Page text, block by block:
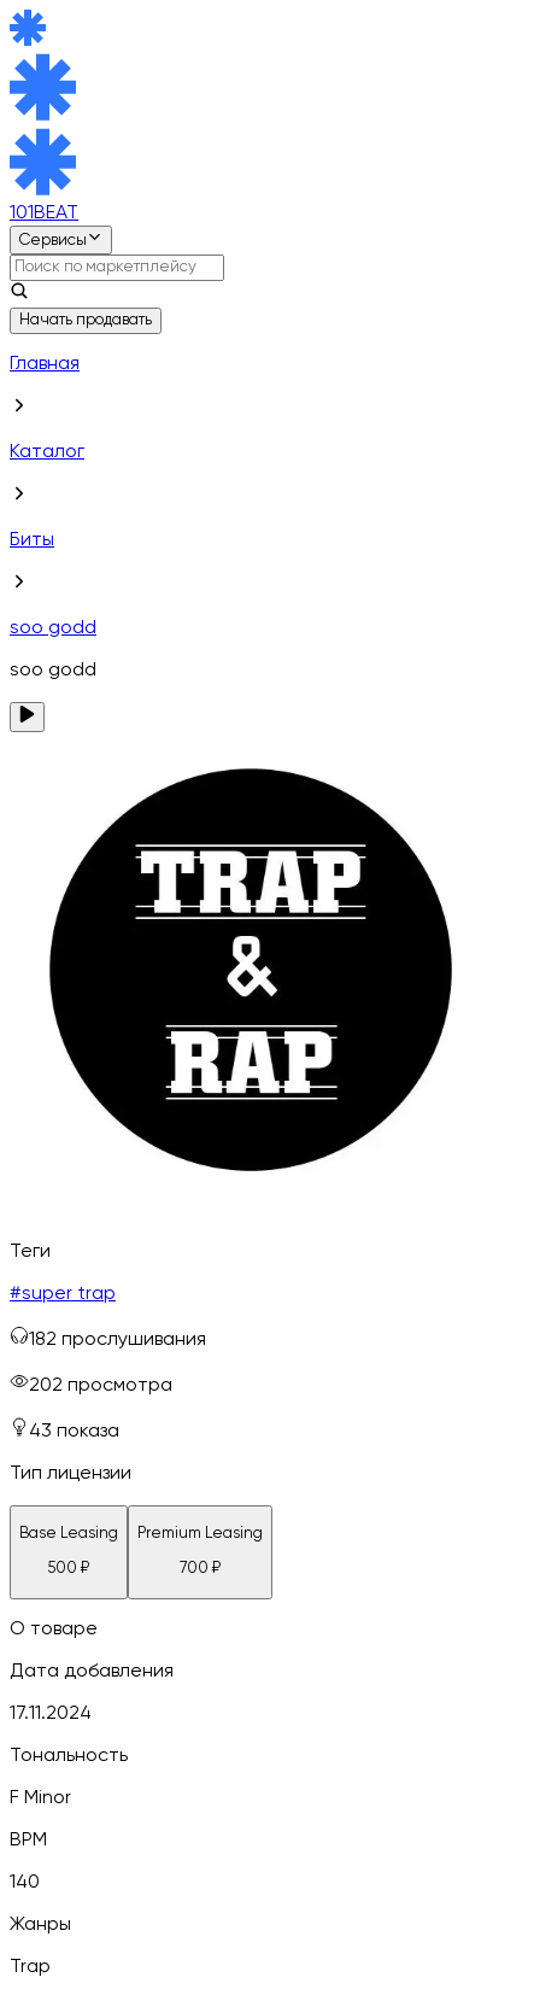
101BEAT
Сервисы
Начать продавать
Главная
Каталог
Биты
soo godd
soo godd
Теги
#super trap
182 прослушивания
202 просмотра
43 показа
Тип лицензии
Base Leasing
500 ₽
Premium Leasing
700 ₽
О товаре
Дата добавления
17.11.2024
Тональность
F Minor
BPM
140
Жанры
Trap